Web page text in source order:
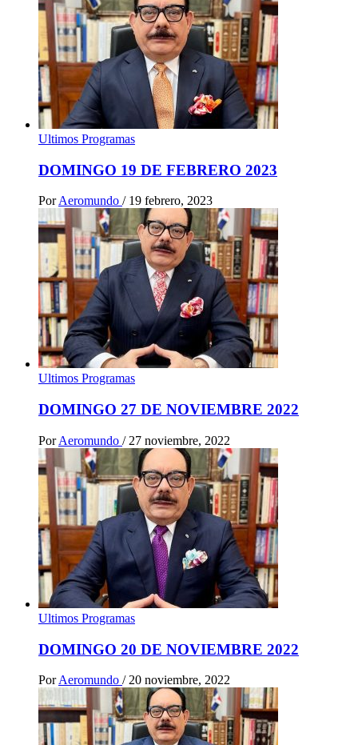
Ultimos Programas
DOMINGO 19 DE FEBRERO 2023
PorAeromundo / 19 febrero, 2023
Ultimos Programas
DOMINGO 27 DE NOVIEMBRE 2022
Por Aeromundo / 27 noviembre, 2022
Ultimos Programas
DOMINGO 20 DE NOVIEMBRE 2022
Por Aeromundo / 20 noviembre, 2022